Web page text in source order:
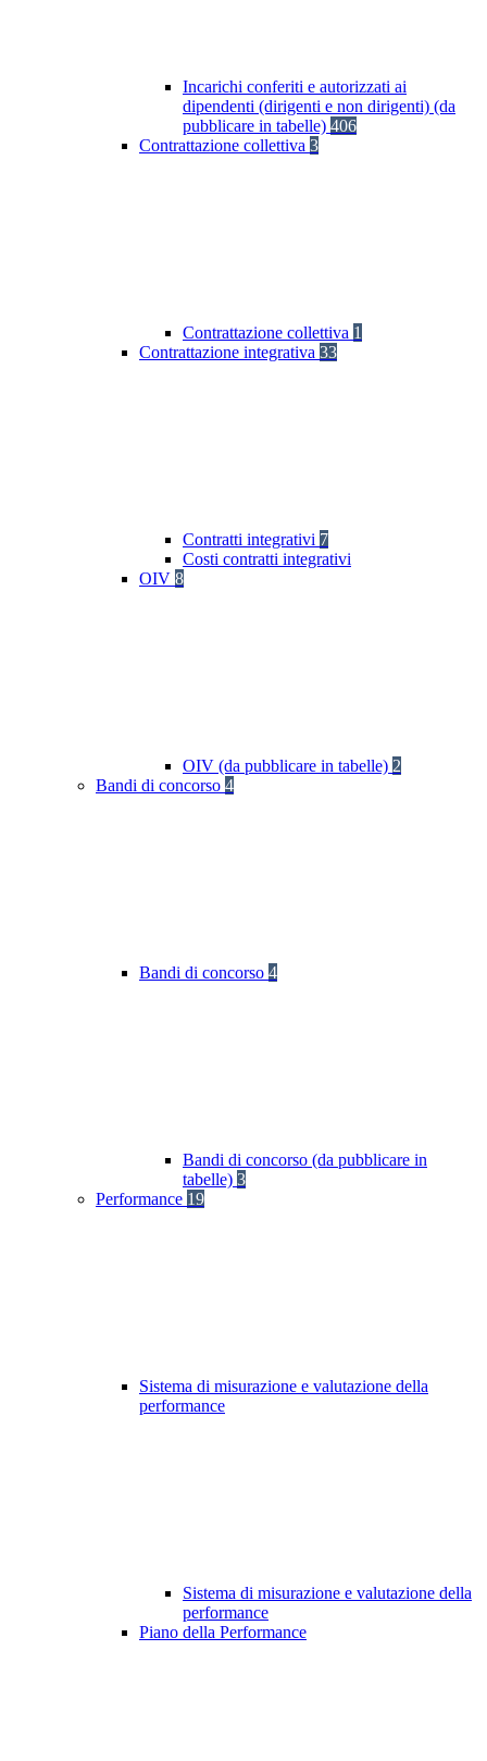
Incarichi conferiti e autorizzati ai
dipendenti (dirigenti e non dirigenti) (da
pubblicare in tabelle) 406
Contrattazione collettiva 3
Contrattazione collettiva 1
Contrattazione integrativa 33
Contratti integrativi 7
Costi contratti integrativi
OIV 8
OIV (da pubblicare in tabelle) 2
Bandi di concorso 4
Bandi di concorso 4
Bandi di concorso (da pubblicare in
tabelle) 3
Performance 19
Sistema di misurazione e valutazione della
performance
Sistema di misurazione e valutazione della
performance
Piano della Performance